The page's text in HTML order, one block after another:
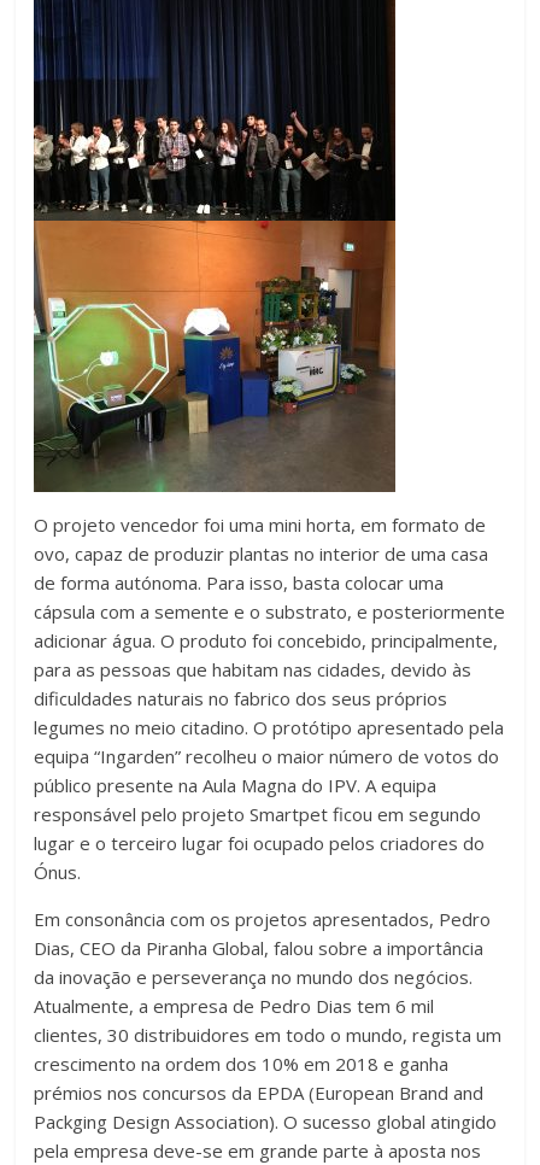
O projeto vencedor foi uma mini horta, em formato de
ovo, capaz de produzir plantas no interior de uma casa
de forma autónoma. Para isso, basta colocar uma
cápsula com a semente e o substrato, e posteriormente
adicionar água. O produto foi concebido, principalmente,
para as pessoas que habitam nas cidades, devido às
dificuldades naturais no fabrico dos seus próprios
legumes no meio citadino. O protótipo apresentado pela
equipa “Ingarden” recolheu o maior número de votos do
público presente na Aula Magna do IPV. A equipa
responsável pelo projeto Smartpet ficou em segundo
lugar e o terceiro lugar foi ocupado pelos criadores do
Ónus.
Em consonância com os projetos apresentados, Pedro
Dias, CEO da Piranha Global, falou sobre a importância
da inovação e perseverança no mundo dos negócios.
Atualmente, a empresa de Pedro Dias tem 6 mil
clientes, 30 distribuidores em todo o mundo, regista um
crescimento na ordem dos 10% em 2018 e ganha
prémios nos concursos da EPDA (European Brand and
Packging Design Association). O sucesso global atingido
pela empresa deve-se em grande parte à aposta nos